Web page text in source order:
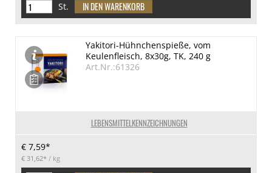
St.
LEBENSMITTELKENNZEICHNUNGEN
Yakitori-Hühnchenspieße, vom
Keulenfleisch, 8x30g, TK, 240 g
Art.Nr.:61326
€ 7,59*
€ 31,62* / kg